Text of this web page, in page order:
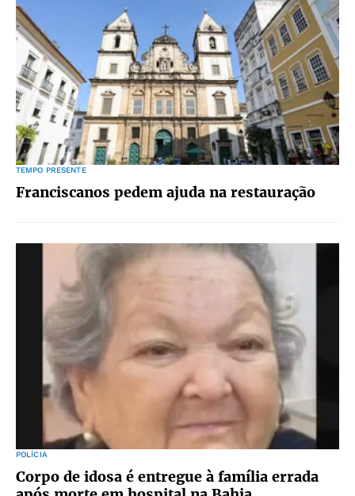
TEMPO PRESENTE
Franciscanos pedem ajuda na restauração
POLÍCIA
Corpo de idosa é entregue à família errada